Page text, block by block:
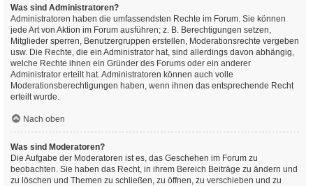
Was sind Administratoren?
Administratoren haben die umfassendsten Rechte im Forum. Sie können
jede Art von Aktion im Forum ausführen; z. B. Berechtigungen setzen,
Mitglieder sperren, Benutzergruppen erstellen, Moderationsrechte vergeben
usw. Die Rechte, die ein Administrator hat, sind allerdings davon abhängig,
welche Rechte ihnen ein Gründer des Forums oder ein anderer
Administrator erteilt hat. Administratoren können auch volle
Moderationsberechtigungen haben, wenn ihnen das entsprechende Recht
erteilt wurde.
Nach oben
Was sind Moderatoren?
Die Aufgabe der Moderatoren ist es, das Geschehen im Forum zu
beobachten. Sie haben das Recht, in ihrem Bereich Beiträge zu ändern und
zu löschen und Themen zu schließen, zu öffnen, zu verschieben und zu